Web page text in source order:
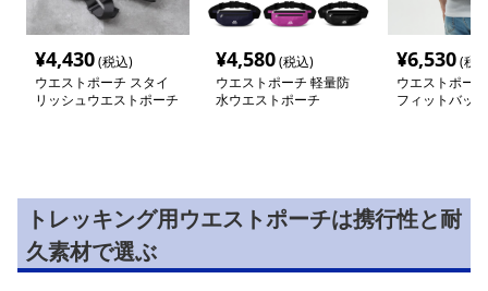
¥4,430(税込)
ウエストポーチ スタイ
リッシュウエストポーチ
¥4,580(税込)
ウエストポーチ 軽量防
水ウエストポーチ
¥6,530(税
ウエストポー
フィットバッグ
トレッキング用ウエストポーチは携行性と耐
久素材で選ぶ